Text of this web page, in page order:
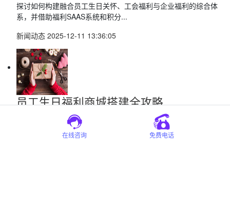
探讨如何构建融合员工生日关怀、工会福利与企业福利的综合体
系，并借助福利SAAS系统和积分...
新闻动态 2025-12-11 13:36:05
员工生日福利商城搭建全攻略
本文全面探讨了员工生日福利商城的搭建过程，包括商城搭建的必
要性、设计思路、实施步骤和运营...
在线咨询 免费电话